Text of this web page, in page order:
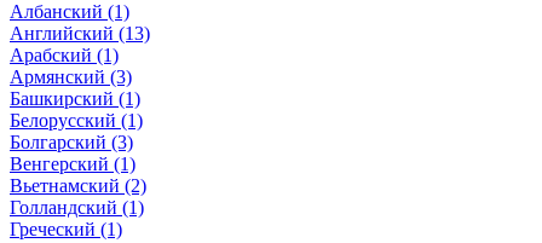
Албанский (1)
Английский (13)
Арабский (1)
Армянский (3)
Башкирский (1)
Белорусский (1)
Болгарский (3)
Венгерский (1)
Вьетнамский (2)
Голландский (1)
Греческий (1)